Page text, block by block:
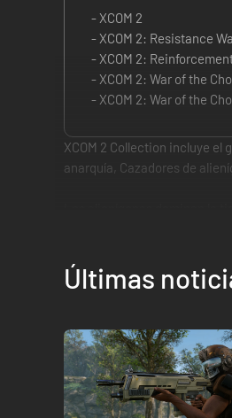
- XCOM 2
- XCOM 2: Resistance
- XCOM 2:
- XCOM 2: War of the
- XCOM 2: War of the
XCOM 2 Collection incluye
anarquía, Cazadores de
Los alienígenas dominan la
prende la llama de la
La expansión XCOM 2: War
sobre la Tierra. Como
Si tienes la XCOM 2 Digital
Últimas